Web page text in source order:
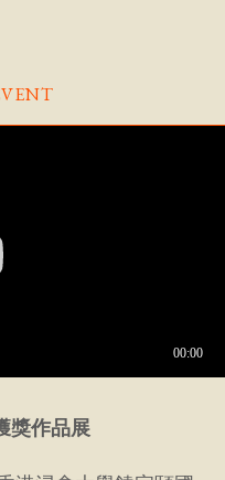
獎作品展